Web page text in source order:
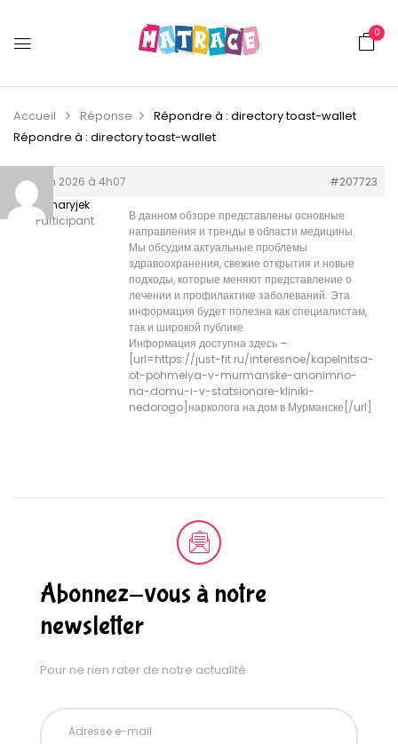
0
Accueil Réponse
Répondre à : directory toast-wallet
Répondre à : directory toast-wallet
26 juin 2026 à 4h07
#207723
Zacharyjek
Participant
В данном обзоре представлены основные
направления и тренды в области медицины.
Мы обсудим актуальные проблемы
здравоохранения, свежие открытия и новые
подходы, которые меняют представление о
лечении и профилактике заболеваний. Эта
информация будет полезна как специалистам,
так и широкой публике.
Информация доступна здесь –
[url=https://just-fit.ru/interesnoe/kapelnitsa-
ot-pohmelya-v-murmanske-anonimno-
na-domu-i-v-statsionare-kliniki-
nedorogo]нарколога на дом в Мурманске[/url]
Abonnez-vous à notre
newsletter
Pour ne rien rater de notre actualité